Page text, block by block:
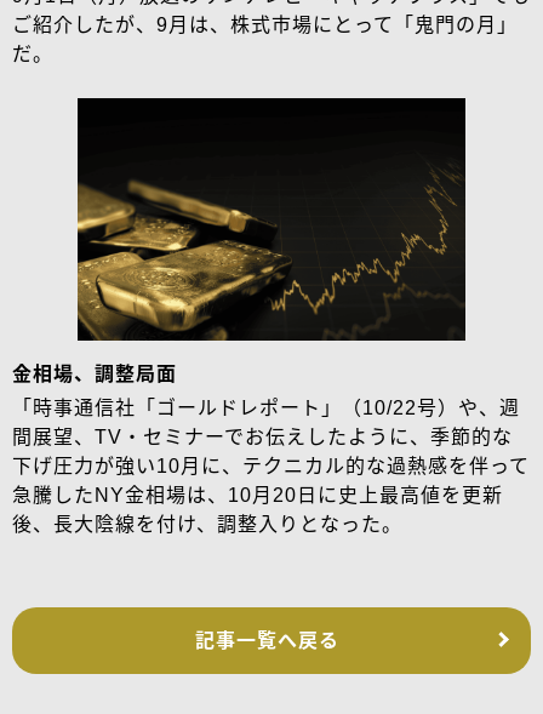
ご紹介したが、9月は、株式市場にとって「鬼門の月」
だ。
金相場、調整局面
「時事通信社「ゴールドレポート」（10/22号）や、週
間展望、TV・セミナーでお伝えしたように、季節的な
下げ圧力が強い10月に、テクニカル的な過熱感を伴って
急騰したNY金相場は、10月20日に史上最高値を更新
後、長大陰線を付け、調整入りとなった。
記事一覧へ戻る